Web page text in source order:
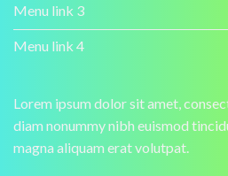
Menu link 3
Menu link 4
Lorem ipsum dolor sit amet,
diam nonummy nibh euismod
magna aliquam erat volutpat.